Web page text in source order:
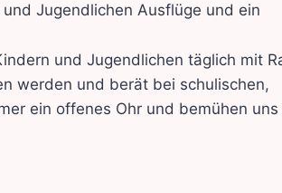
Jugendlichen Ausflüge und ein
und Jugendlichen täglich mit
werden und berät bei schulischen,
ein offenes Ohr und bemühen uns